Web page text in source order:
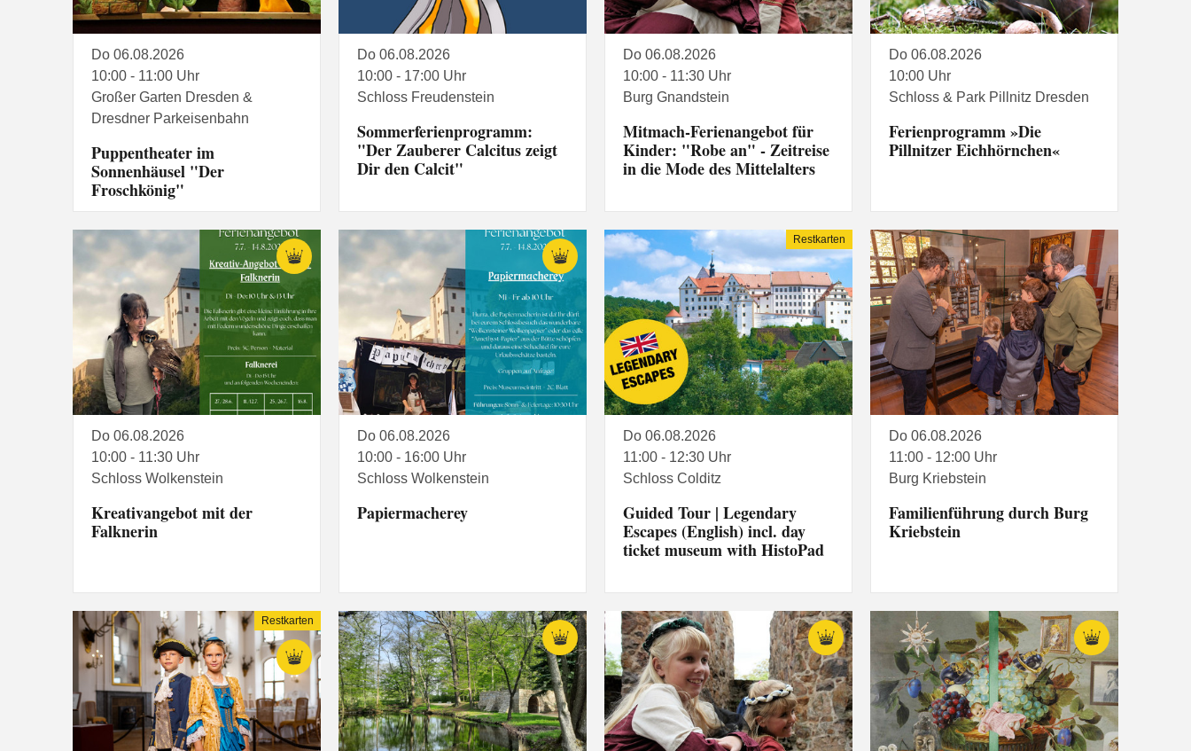
Do 06.08.2026
10:00 - 11:00 Uhr
Großer Garten Dresden &
Dresdner Parkeisenbahn
Puppentheater im
Sonnenhäusel "Der
Froschkönig"
Do 06.08.2026
10:00 - 17:00 Uhr
Schloss Freudenstein
Sommerferienprogramm:
"Der Zauberer Calcitus zeigt
Dir den Calcit"
Do 06.08.2026
10:00 - 11:30 Uhr
Burg Gnandstein
Mitmach-Ferienangebot für
Kinder: "Robe an" - Zeitreise
in die Mode des Mittelalters
Do 06.08.2026
10:00 Uhr
Schloss & Park Pillnitz Dresden
Ferienprogramm »Die
Pillnitzer Eichhörnchen«
Do 06.08.2026
10:00 - 11:30 Uhr
Schloss Wolkenstein
Kreativangebot mit der
Falknerin
Do 06.08.2026
10:00 - 16:00 Uhr
Schloss Wolkenstein
Papiermacherey
Restkarten
Do 06.08.2026
11:00 - 12:30 Uhr
Schloss Colditz
Guided Tour | Legendary
Escapes (English) incl. day
ticket museum with HistoPad
Do 06.08.2026
11:00 - 12:00 Uhr
Burg Kriebstein
Familienführung durch Burg
Kriebstein
Restkarten